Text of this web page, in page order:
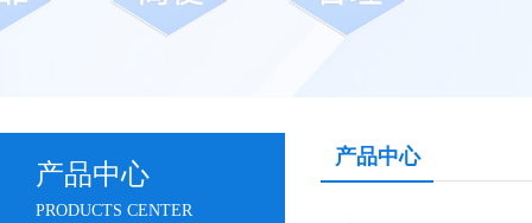
产品中心
PRODUCTS CENTER
产品中心